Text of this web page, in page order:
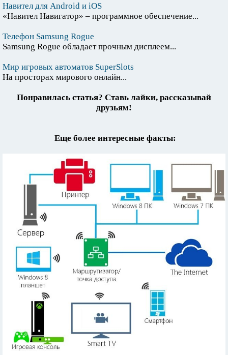
Навител для Android и iOS
«Навител Навигатор» – программное обеспечение...
Телефон Samsung Rogue
Samsung Rogue обладает прочным дисплеем...
Мир игровых автоматов SuperSlots
На просторах мирового онлайн...
Понравилась статья? Ставь лайки, рассказывай
друзьям!
Еще более интересные факты: